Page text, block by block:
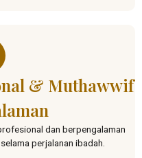
& Muthawwif
dan berpengalaman
perjalanan ibadah.